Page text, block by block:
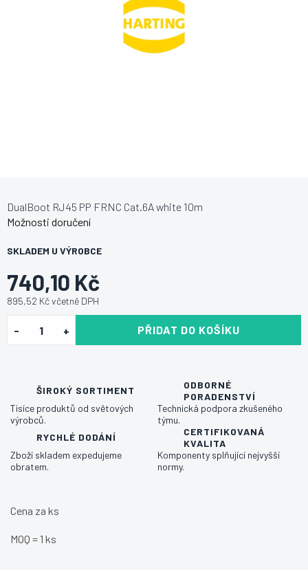
740,10 Kč
895,52 Kč včetně DPH
SKLADEM U VÝROBCE
Možnosti doručení
PŘIDAT DO KOŠÍKU
DualBoot RJ45 PP FRNC Cat.6A white 10m
ŠIROKÝ SORTIMENT
Tisíce produktů od světových
výrobců.
ODBORNÉ
PORADENSTVÍ
Technická podpora zkušeného
týmu.
RYCHLÉ DODÁNÍ
Zboží skladem expedujeme
obratem.
CERTIFIKOVANÁ
KVALITA
Komponenty splňující nejvyšší
normy.
Cena za ks
MOQ = 1 ks